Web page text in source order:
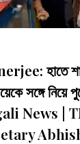
হাতে
সঙ্গে
News |